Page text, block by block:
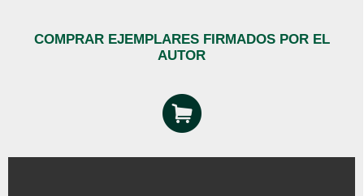
COMPRAR EJEMPLARES FIRMADOS POR EL
AUTOR